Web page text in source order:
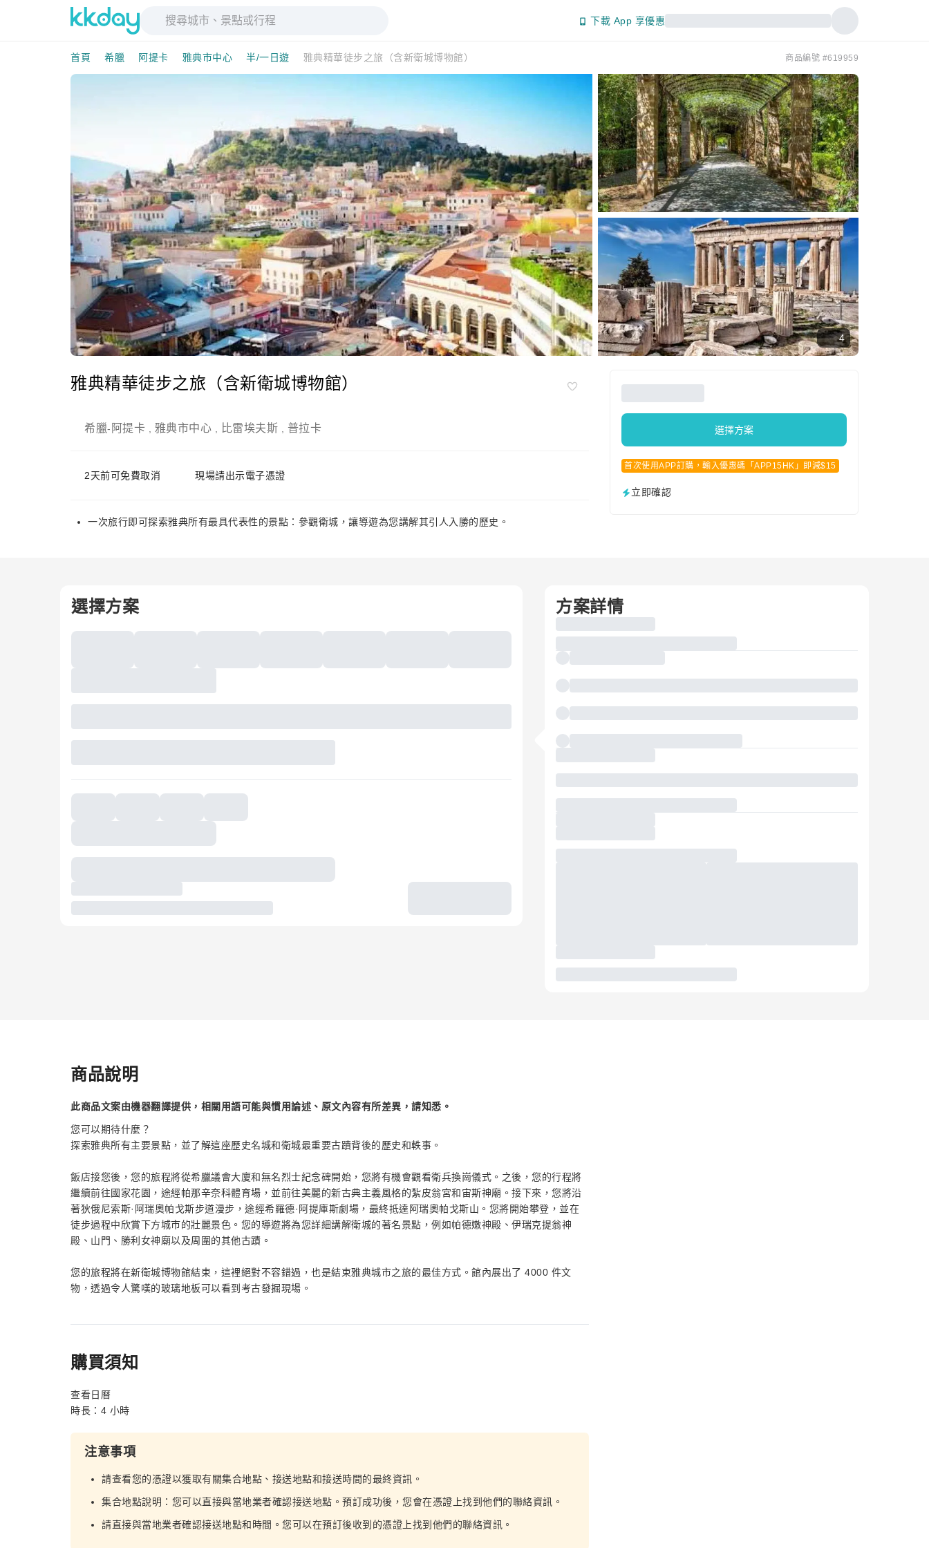
下載 App 享優惠
首頁 希臘 阿提卡 雅典市中心 半/一日遊 雅典精華徒步之旅（含新衛城博物館） 商品編號 #619959
4
雅典精華徒步之旅（含新衛城博物館）
希臘- 阿提卡 雅典市中心 比雷埃夫斯 普拉卡
2天前可免費取消 現場請出示電子憑證
一次旅行即可探索雅典所有最具代表性的景點：參觀衛城，讓導遊為您講解其引人入勝的歷史。
選擇方案
首次使用APP訂購，輸入優惠碼「APP15HK」即減$15
立即確認
選擇方案 方案詳情
商品說明
此商品文案由機器翻譯提供，相關用語可能與慣用論述、原文內容有所差異，請知悉。
您可以期待什麼？
探索雅典所有主要景點，並了解這座歷史名城和衛城最重要古蹟背後的歷史和軼事。
飯店接您後，您的旅程將從希臘議會大廈和無名烈士紀念碑開始，您將有機會觀看衛兵換崗儀式。之後，您的行程將
繼續前往國家花園，途經帕那辛奈科體育場，並前往美麗的新古典主義風格的紮皮翁宮和宙斯神廟。接下來，您將沿
著狄俄尼索斯·阿瑞奧帕戈斯步道漫步，途經希羅德·阿提庫斯劇場，最終抵達阿瑞奧帕戈斯山。您將開始攀登，並在
徒步過程中欣賞下方城市的壯麗景色。您的導遊將為您詳細講解衛城的著名景點，例如帕德嫩神殿、伊瑞克提翁神
殿、山門、勝利女神廟以及周圍的其他古蹟。
您的旅程將在新衛城博物館結束，這裡絕對不容錯過，也是結束雅典城市之旅的最佳方式。館內展出了 4000 件文
物，透過令人驚嘆的玻璃地板可以看到考古發掘現場。
購買須知
查看日曆
時長：4 小時
注意事項
請查看您的憑證以獲取有關集合地點、接送地點和接送時間的最終資訊。
集合地點說明：您可以直接與當地業者確認接送地點。預訂成功後，您會在憑證上找到他們的聯絡資訊。
請直接與當地業者確認接送地點和時間。您可以在預訂後收到的憑證上找到他們的聯絡資訊。